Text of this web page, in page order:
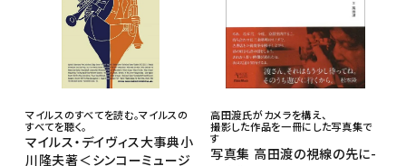
マイルスのすべてを読む。マイルスの
すべてを聴く。
マイルス・デイヴィス大事典小
川隆夫著＜シンコーミュージ
高田渡氏がカメラを構え、
撮影した作品を一冊にした写真集で
す
写真集 高田渡の視線の先に-